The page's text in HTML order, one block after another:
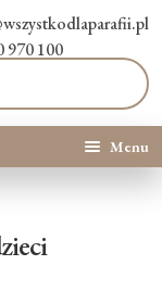
970 100
Menu